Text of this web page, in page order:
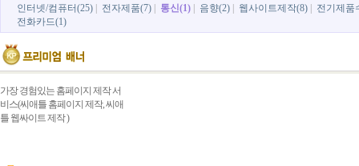
인터넷/컴퓨터(25) 전자제품(7) 통신(1) 음향(2) 웹사이트제작(8)
전기제품
전화카드(1)
가장 경험있는 홈페이지 제작 서
비스(씨애틀 홈페이지 제작, 씨애
틀 웹싸이트 제작 )